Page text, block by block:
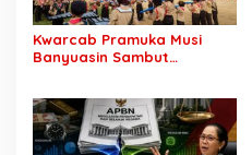
Kwarcab Pramuka Musi
Banyuasin Sambut
Kini Buka Jalur Khusus
Rekrutmen TNI-Polri, 784
Garuda Siap Sambut